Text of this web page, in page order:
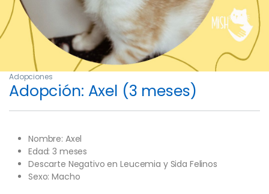
Adopciones
Adopción: Axel (3 meses)
Nombre: Axel
Edad: 3 meses
Descarte Negativo en Leucemia y Sida Felinos
Sexo: Macho